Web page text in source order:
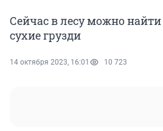
Сейчас в лесу можно
сухие грузди
14 октября 2023, 16:01 10 723